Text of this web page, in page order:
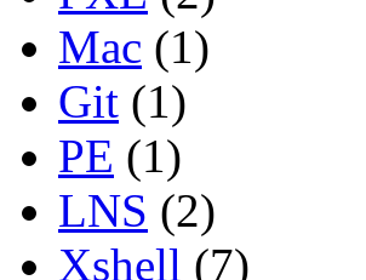
Mac (1)
Git (1)
PE (1)
LNS (2)
Xshell (7)